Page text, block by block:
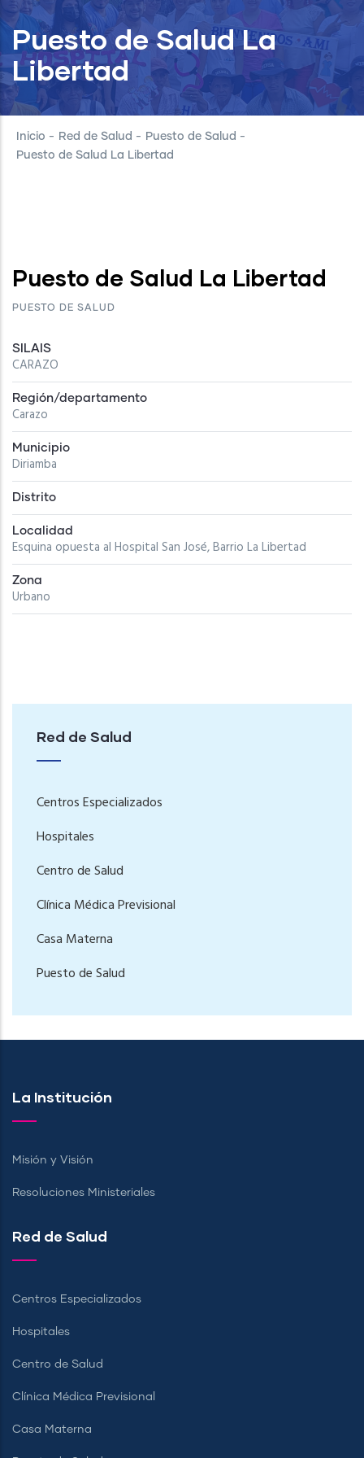
Puesto de Salud La
Libertad
Inicio - Red de Salud - Puesto de Salud -
Puesto de Salud La Libertad
Puesto de Salud La Libertad
PUESTO DE SALUD
SILAIS
CARAZO
Región/departamento
Carazo
Municipio
Diriamba
Distrito
Localidad
Esquina opuesta al Hospital San José, Barrio La Libertad
Zona
Urbano
Red de Salud
Centros Especializados
Hospitales
Centro de Salud
Clínica Médica Previsional
Casa Materna
Puesto de Salud
La Institución
Misión y Visión
Resoluciones Ministeriales
Red de Salud
Centros Especializados
Hospitales
Centro de Salud
Clínica Médica Previsional
Casa Materna